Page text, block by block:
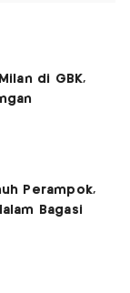
di GBK,
Perampok,
Bagasi